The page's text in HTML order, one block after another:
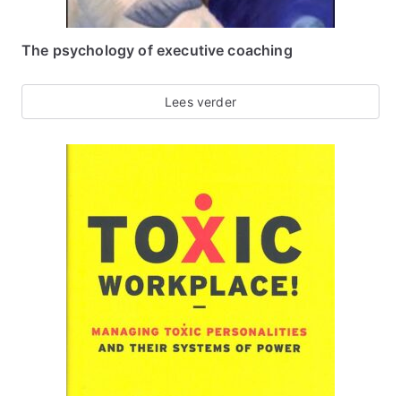
The psychology of executive coaching
Lees verder